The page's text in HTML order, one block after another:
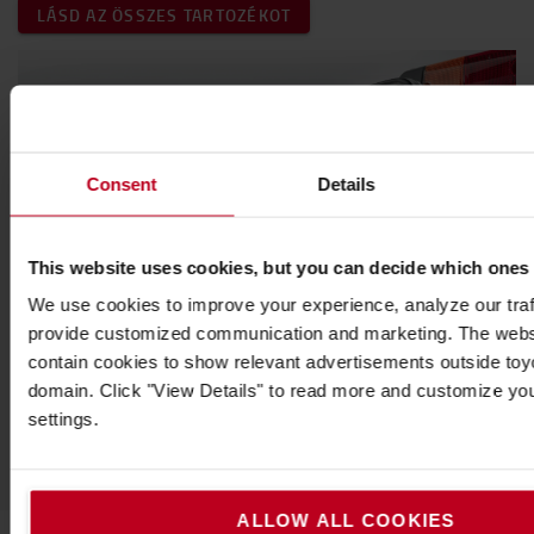
Consent Details
This website uses cookies, but you can decide which ones
We use cookies to improve your experience, analyze our
provide customized communication and marketing. The
contain cookies to show relevant advertisements outside
domain. Click "View Details" to read more and customize
settings.
ALLOW ALL COOKIES
LÁSD AZ ÖSSZES TARTOZÉKOT
Világításra fel !
Legyen biztonságban és maradjon látható minden
körülmények között.
Fedezze fel kínálatunkat